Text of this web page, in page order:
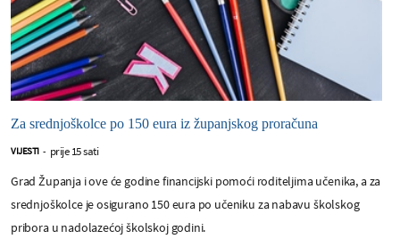
Za srednjoškolce po 150 eura iz županjskog proračuna
VIJESTI - prije 15 sati
Grad Županja i ove će godine financijski pomoći roditeljima učenika, a za
srednjoškolce je osigurano 150 eura po učeniku za nabavu školskog
pribora u nadolazećoj školskoj godini.